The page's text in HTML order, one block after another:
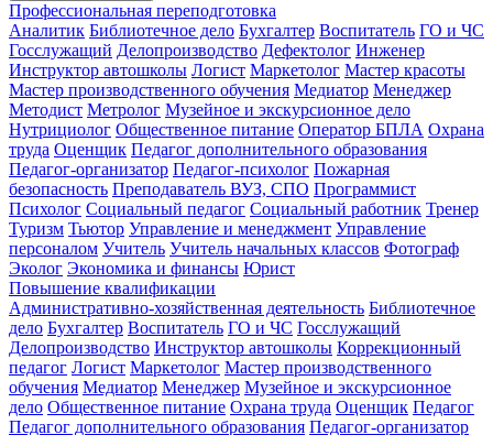
Профессиональная переподготовка
Аналитик Библиотечное дело Бухгалтер Воспитатель ГО и ЧС
Госслужащий Делопроизводство Дефектолог Инженер
Инструктор автошколы Логист Маркетолог Мастер красоты
Мастер производственного обучения Медиатор Менеджер
Методист Метролог Музейное и экскурсионное дело
Нутрициолог Общественное питание Оператор БПЛА Охрана
труда Оценщик Педагог дополнительного образования
Педагог-организатор Педагог-психолог Пожарная
безопасность Преподаватель ВУЗ, СПО Программист
Психолог Социальный педагог Социальный работник Тренер
Туризм Тьютор Управление и менеджмент Управление
персоналом Учитель Учитель начальных классов Фотограф
Эколог Экономика и финансы Юрист
Повышение квалификации
Административно-хозяйственная деятельность Библиотечное
дело Бухгалтер Воспитатель ГО и ЧС Госслужащий
Делопроизводство Инструктор автошколы Коррекционный
педагог Логист Маркетолог Мастер производственного
обучения Медиатор Менеджер Музейное и экскурсионное
дело Общественное питание Охрана труда Оценщик Педагог
Педагог дополнительного образования Педагог-организатор